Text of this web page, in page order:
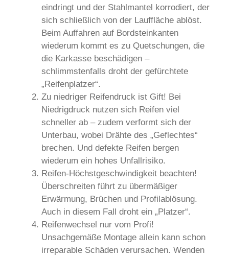
eindringt und der Stahlmantel korrodiert, der
sich schließlich von der Lauffläche ablöst.
Beim Auffahren auf Bordsteinkanten
wiederum kommt es zu Quetschungen, die
die Karkasse beschädigen –
schlimmstenfalls droht der gefürchtete
„Reifenplatzer“.
Zu niedriger Reifendruck ist Gift! Bei
Niedrigdruck nutzen sich Reifen viel
schneller ab – zudem verformt sich der
Unterbau, wobei Drähte des „Geflechtes“
brechen. Und defekte Reifen bergen
wiederum ein hohes Unfallrisiko.
Reifen-Höchstgeschwindigkeit beachten!
Überschreiten führt zu übermäßiger
Erwärmung, Brüchen und Profilablösung.
Auch in diesem Fall droht ein „Platzer“.
Reifenwechsel nur vom Profi!
Unsachgemäße Montage allein kann schon
irreparable Schäden verursachen. Wenden